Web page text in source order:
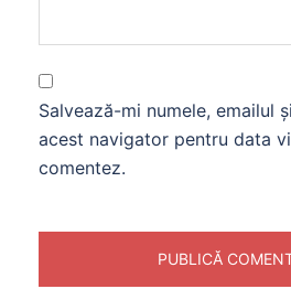
Salvează-mi numele, emailul
acest navigator pentru data
comentez.